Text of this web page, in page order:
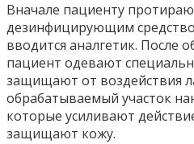
Вначале пациенту
дезинфицирующим
вводится аналгетик. После
пациент одевают
защищают от воздействия
обрабатываемый участок
которые усиливают
защищают кожу.